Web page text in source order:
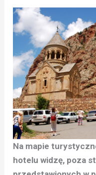
Na mapie
hotelu widzę, poza